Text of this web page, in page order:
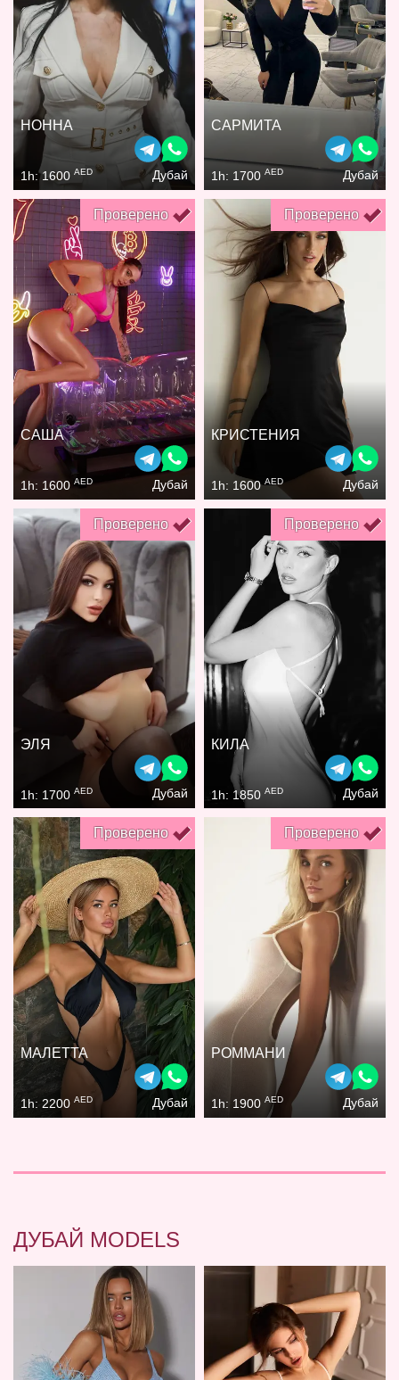
НОННА
1h: 1600 AED Дубай
САРМИТА
1h: 1700 AED Дубай
Проверено
САША
1h: 1600 AED Дубай
Проверено
КРИСТЕНИЯ
1h: 1600AED Дубай
Проверено
ЭЛЯ
1h: 1700 AED Дубай
Проверено
КИЛА
1h: 1850 AED Дубай
Проверено
МАЛЕТТА
1h: 2200 AED Дубай
Проверено
РОММАНИ
1h: 1900 AED Дубай
ДУБАЙ MODELS